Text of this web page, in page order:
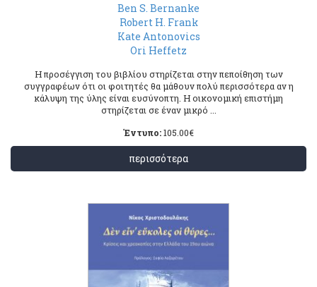
Ben S. Bernanke
Robert H. Frank
Kate Antonovics
Ori Heffetz
Η προσέγγιση του βιβλίου στηρίζεται στην πεποίθηση των
συγγραφέων ότι οι φοιτητές θα μάθουν πολύ περισσότερα αν η
κάλυψη της ύλης είναι ευσύνοπτη. Η οικονομική επιστήμη
στηρίζεται σε έναν μικρό ...
Έντυπο:105.00€
περισσότερα